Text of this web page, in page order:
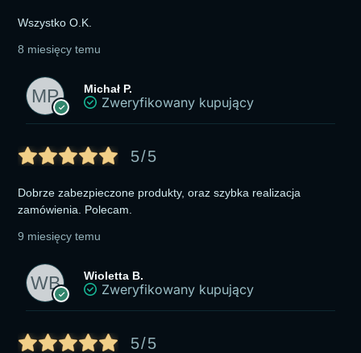
Wszystko O.K.
8 miesięcy temu
Michał P.
Zweryfikowany kupujący
5/5
Dobrze zabezpieczone produkty, oraz szybka realizacja
zamówienia. Polecam.
9 miesięcy temu
Wioletta B.
Zweryfikowany kupujący
5/5